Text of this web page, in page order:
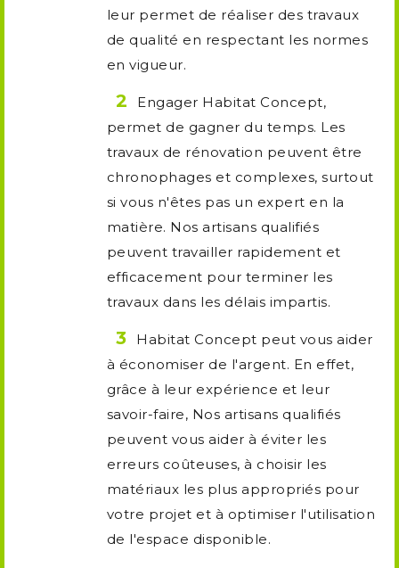
leur permet de réaliser des travaux
de qualité en respectant les normes
en vigueur.
Engager Habitat Concept,
permet de gagner du temps. Les
travaux de rénovation peuvent être
chronophages et complexes, surtout
si vous n'êtes pas un expert en la
matière. Nos artisans qualifiés
peuvent travailler rapidement et
efficacement pour terminer les
travaux dans les délais impartis.
Habitat Concept peut vous aider
à économiser de l'argent. En effet,
grâce à leur expérience et leur
savoir-faire, Nos artisans qualifiés
peuvent vous aider à éviter les
erreurs coûteuses, à choisir les
matériaux les plus appropriés pour
votre projet et à optimiser l'utilisation
de l'espace disponible.